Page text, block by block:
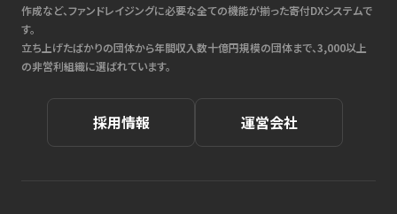
作成など、ファンドレイジングに必要な全ての機能が揃った寄付DXシステムで
す。
立ち上げたばかりの団体から年間収入数十億円規模の団体まで、3,000以上
の非営利組織に選ばれています。
採用情報 運営会社